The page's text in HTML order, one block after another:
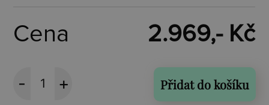
Cena 2.969,- Kč
Přidat do košíku